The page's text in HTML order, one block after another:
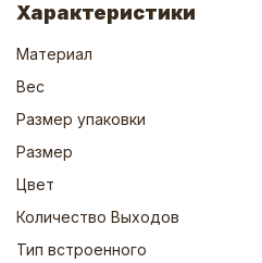
Характеристики
Материал
Вес
Размер упаковки
Размер
Цвет
Количество Выходов
Тип встроенного